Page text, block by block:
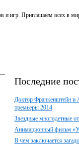
и игр. Приглашаем всех в
Последние
Доктор Франкенштейн и
премьеры 2014
Звездные многодетные
Анимационный фильм
В чем заключается